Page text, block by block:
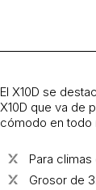
El X10D se
X10D que va de
cómodo en todo
Para
Grosor de